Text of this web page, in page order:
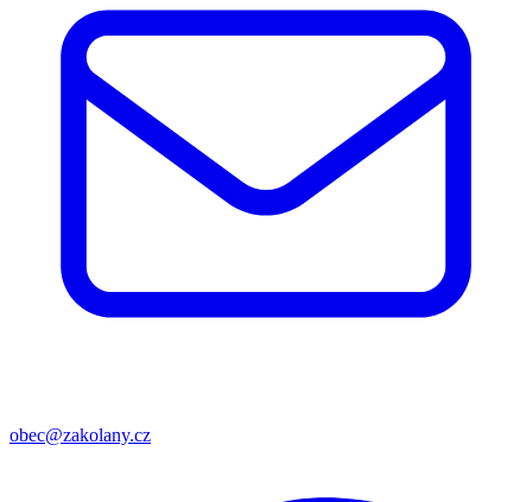
obec@zakolany.cz